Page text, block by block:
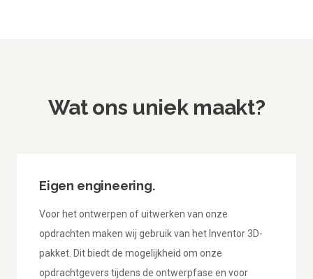
Wat ons uniek maakt?
Eigen engineering.
Voor het ontwerpen of uitwerken van onze
opdrachten maken wij gebruik van het Inventor 3D-
pakket. Dit biedt de mogelijkheid om onze
opdrachtgevers tijdens de ontwerpfase en voor